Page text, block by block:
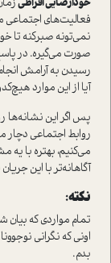
خودارضایی افراطی
فعالیت‌های
نمی‌تونه صبرکنه تا
صورت می‌گیره. در
رسیدن به آرامش
آیا از این موارد
پس اگر این نشانه‌ها
روابط اجتماعی
می‌کنیم، بهتره با یه
آگاهانه‌تر با این
نکته:
تمام مواردی که
اونی که نگرانی
بدم.